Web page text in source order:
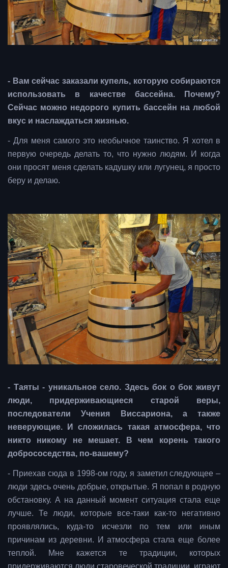
- Вам сейчас заказали купель, которую собираются
использовать в качестве бассейна. Почему?
Сейчас можно недорого купить бассейн на любой
вкус и наслаждаться жизнью.
- Для меня самого это необычное таинство. Я хотел в
первую очередь делать то, что нужно людям. И когда
они просят меня сделать кадушку или лугунец, я просто
беру и делаю.
- Таяты - уникальное село. Здесь бок о бок живут
люди, придерживающиеся старой веры,
последователи Учения Виссариона, а также
неверующие. И сложилась такая атмосфера, что
никто никому не мешает. В чем корень такого
добрососедства, по-вашему?
- Приехав сюда в 1998-ом году, я заметил следующее –
люди здесь очень добрые, открытые. Я попал в родную
обстановку. А на данный момент ситуация стала еще
лучше. Те люди, которые все-таки как-то негативно
проявлялись, куда-то исчезли по тем или иным
причинам из деревни. И атмосфера стала еще более
теплой. Мне кажется те традиции, которых
придерживаются люди старовеческой традиции, играют